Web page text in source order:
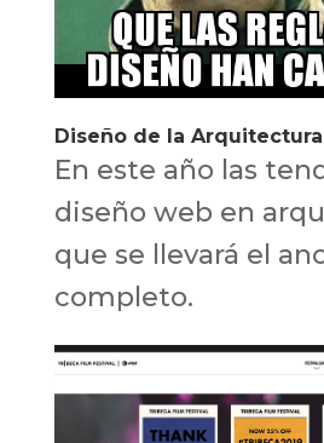
Diseño de la
En este año las
diseño web en
que se llevará el
completo.